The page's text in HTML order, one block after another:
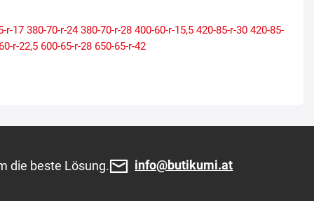
r-17 380-70-r-24 380-70-r-28 400-60-r-15,5 420-85-r-30 420-85-
r-22,5 600-65-r-28 650-65-r-42
die beste Lösung. info@butikumi.at